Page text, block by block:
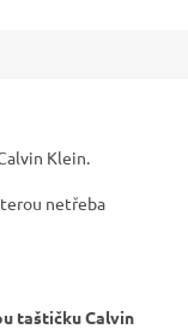
Klein.
netřeba
taštičku Calvin